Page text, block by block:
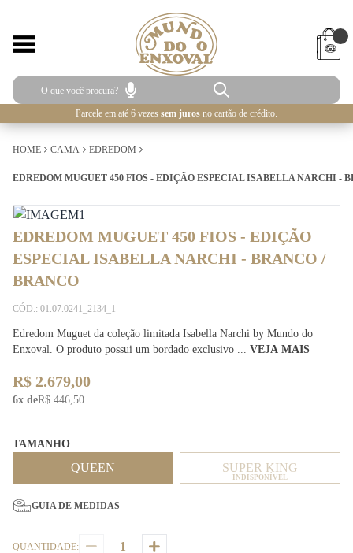
Parcele em até 6 vezes sem juros no cartão de crédito.
HOME CAMA EDREDOM
EDREDOM MUGUET 450 FIOS - EDIÇÃO ESPECIAL ISABELLA NARCHI -
EDREDOM MUGUET 450 FIOS - EDIÇÃO
ESPECIAL ISABELLA NARCHI - BRANCO /
BRANCO
CÓD.: 01.07.0241_2134_1
Edredom Muguet da coleção limitada Isabella Narchi by Mundo do
Enxoval. O produto possui um bordado exclusivo ... VEJA MAIS
R$ 2.679,00
6x deR$ 446,50
TAMANHO
QUEEN SUPER KING
INDISPONÍVEL
GUIA DE MEDIDAS
QUANTIDADE: